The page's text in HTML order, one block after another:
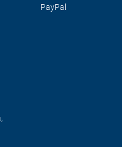
PayPal